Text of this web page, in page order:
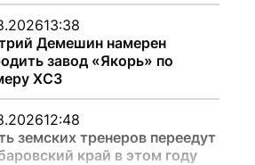
13:38
Демешин намерен
завод «Якорь» по
ХСЗ
12:48
земских тренеров переедут
край в этом году